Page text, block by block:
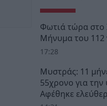
Φωτιά τώρα στο
Μήνυμα του 112
17:28
Μυστράς: 11
55χρονο για
Αφέθηκε